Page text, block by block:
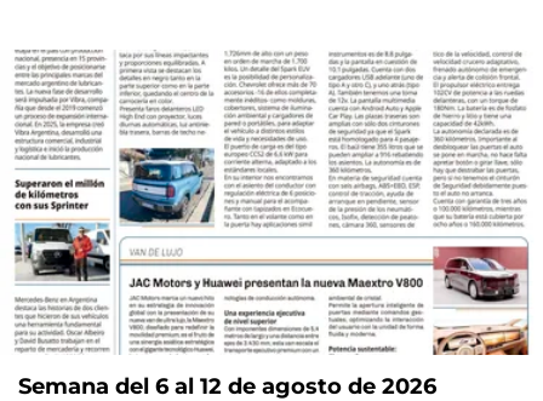
Semana del 6 al 12 de agosto de 2026